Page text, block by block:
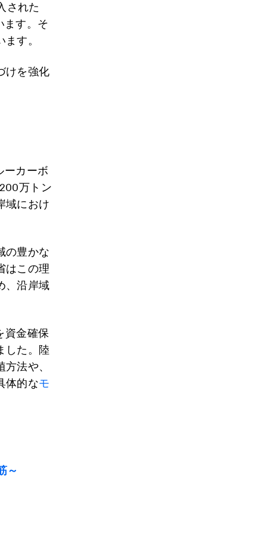
された
ます。そ
す。
けを強化
ーカーボ
万トン
域におけ
の豊かな
はこの理
、沿岸域
資金確保
した。陸
法や、
体的なモ
～